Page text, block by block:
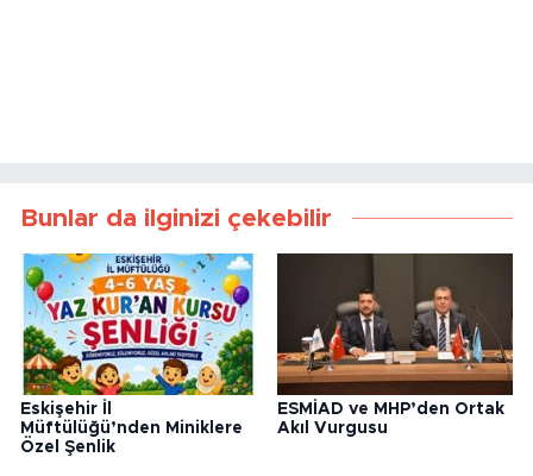
Bunlar da ilginizi çekebilir
Eskişehir İl
Müftülüğü’nden Miniklere
Özel Şenlik
ESMİAD ve MHP’den Ortak
Akıl Vurgusu